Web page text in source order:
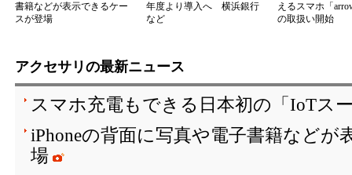
書籍などが表示できるケー
スが登場
年度より導入へ 横浜銀行
など
えるスマホ「
の取扱い開始
アクセサリの最新ニュース
スマホ充電もできる日本初の「IoTス
iPhoneの背面に写真や電子書籍などが
場